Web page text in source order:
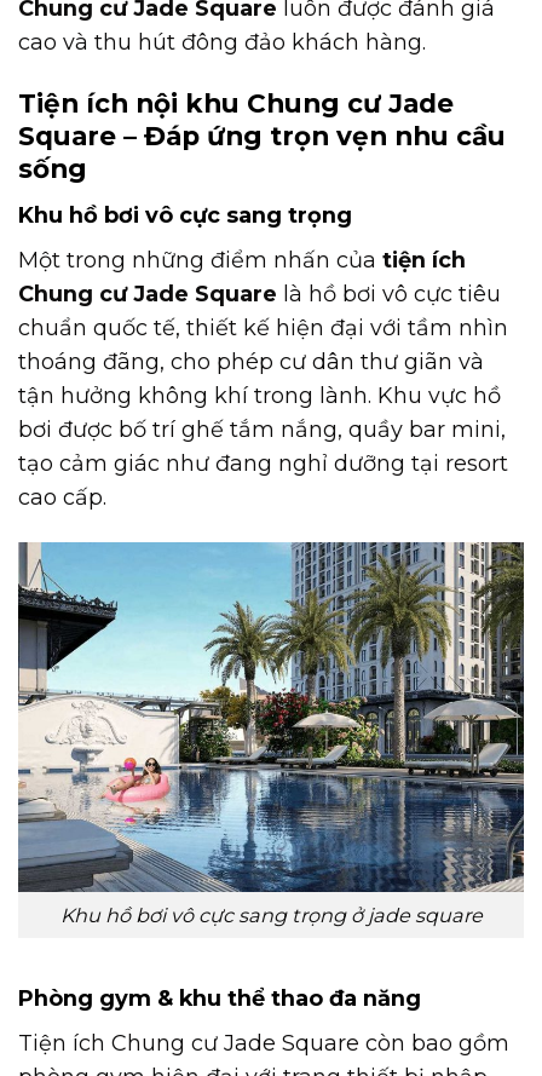
Chung cư Jade Square luôn được đánh giá
cao và thu hút đông đảo khách hàng.
Tiện ích nội khu Chung cư Jade
Square – Đáp ứng trọn vẹn nhu cầu
sống
Khu hồ bơi vô cực sang trọng
Một trong những điểm nhấn của tiện ích
Chung cư Jade Square là hồ bơi vô cực tiêu
chuẩn quốc tế, thiết kế hiện đại với tầm nhìn
thoáng đãng, cho phép cư dân thư giãn và
tận hưởng không khí trong lành. Khu vực hồ
bơi được bố trí ghế tắm nắng, quầy bar mini,
tạo cảm giác như đang nghỉ dưỡng tại resort
cao cấp.
Khu hồ bơi vô cực sang trọng ở jade square
Phòng gym & khu thể thao đa năng
Tiện ích Chung cư Jade Square còn bao gồm